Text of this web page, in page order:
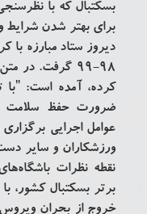
برای بهتر شدن شرایط
دیروز ستاد مبارزه با
98-99 گرفت. در
کرده، آمده است:
ضرورت حفظ سلامت
عوامل اجرایی
ورزشکاران و سایر
نقطه‌ نظرات
برتر بسکتبال کشور،
خروج از بحران ویروس